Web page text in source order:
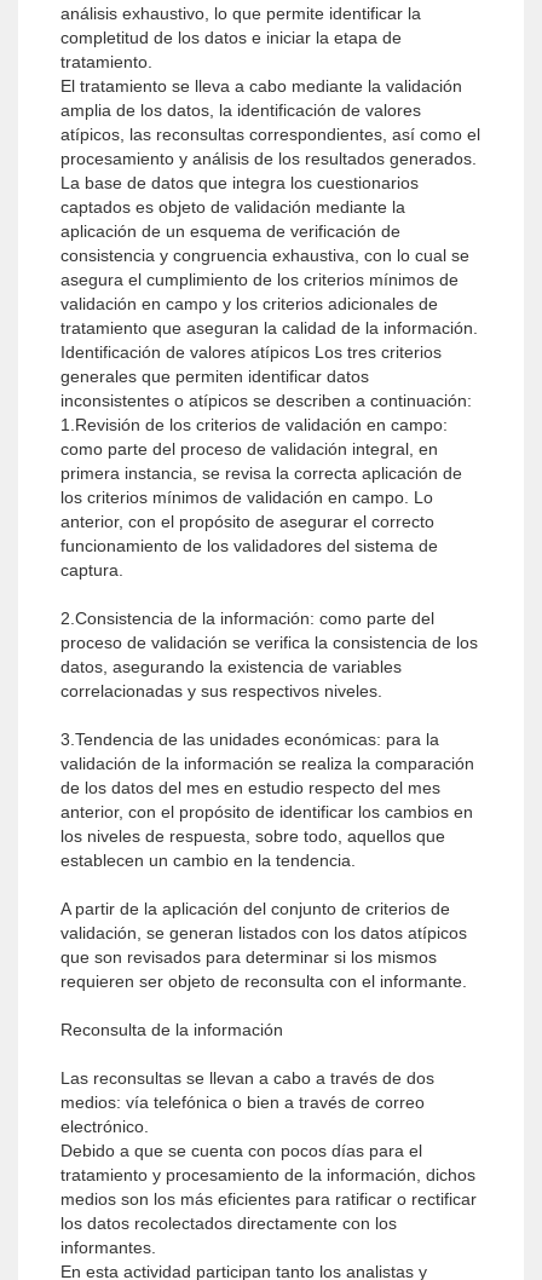
análisis exhaustivo, lo que permite identificar la
completitud de los datos e iniciar la etapa de
tratamiento.
El tratamiento se lleva a cabo mediante la validación
amplia de los datos, la identificación de valores
atípicos, las reconsultas correspondientes, así como el
procesamiento y análisis de los resultados generados.
La base de datos que integra los cuestionarios
captados es objeto de validación mediante la
aplicación de un esquema de verificación de
consistencia y congruencia exhaustiva, con lo cual se
asegura el cumplimiento de los criterios mínimos de
validación en campo y los criterios adicionales de
tratamiento que aseguran la calidad de la información.
Identificación de valores atípicos Los tres criterios
generales que permiten identificar datos
inconsistentes o atípicos se describen a continuación:
1.Revisión de los criterios de validación en campo:
como parte del proceso de validación integral, en
primera instancia, se revisa la correcta aplicación de
los criterios mínimos de validación en campo. Lo
anterior, con el propósito de asegurar el correcto
funcionamiento de los validadores del sistema de
captura.
2.Consistencia de la información: como parte del
proceso de validación se verifica la consistencia de los
datos, asegurando la existencia de variables
correlacionadas y sus respectivos niveles.
3.Tendencia de las unidades económicas: para la
validación de la información se realiza la comparación
de los datos del mes en estudio respecto del mes
anterior, con el propósito de identificar los cambios en
los niveles de respuesta, sobre todo, aquellos que
establecen un cambio en la tendencia.
A partir de la aplicación del conjunto de criterios de
validación, se generan listados con los datos atípicos
que son revisados para determinar si los mismos
requieren ser objeto de reconsulta con el informante.
Reconsulta de la información
Las reconsultas se llevan a cabo a través de dos
medios: vía telefónica o bien a través de correo
electrónico.
Debido a que se cuenta con pocos días para el
tratamiento y procesamiento de la información, dichos
medios son los más eficientes para ratificar o rectificar
los datos recolectados directamente con los
informantes.
En esta actividad participan tanto los analistas y